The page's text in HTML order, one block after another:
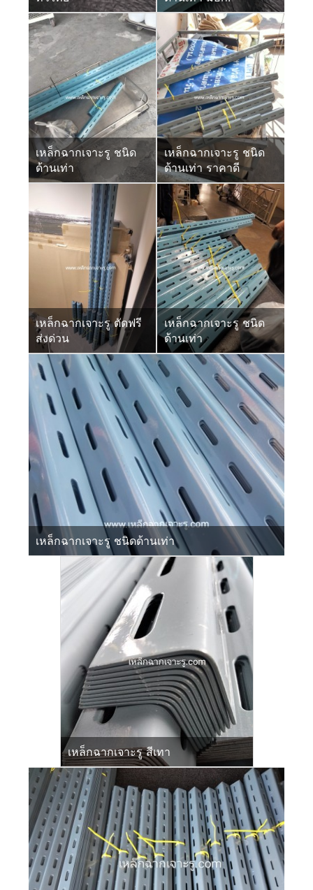
เหล็กฉากเจาะรู ชนิด
ด้านเท่า
เหล็กฉากเจาะรู ชนิด
ด้านเท่า ราคาดี
เหล็กฉากเจาะรู ตัดฟรี
ส่งด่วน
เหล็กฉากเจาะรู ชนิด
ด้านเท่า
เหล็กฉากเจาะรู ชนิดด้านเท่า
เหล็กฉากเจาะรู สีเทา